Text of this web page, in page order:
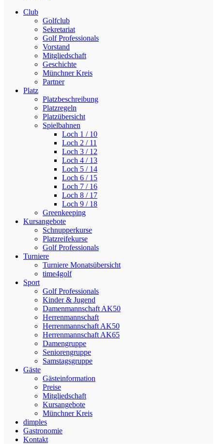
Club
Golfclub
Sekretariat
Golf Professionals
Vorstand
Mitgliedschaft
Geschichte
Münchner Kreis
Partner
Platz
Platzbeschreibung
Platzregeln
Platzübersicht
Spielbahnen
Loch 1 / 10
Loch 2 / 11
Loch 3 / 12
Loch 4 / 13
Loch 5 / 14
Loch 6 / 15
Loch 7 / 16
Loch 8 / 17
Loch 9 / 18
Greenkeeping
Kursangebote
Schnupperkurse
Platzreifekurse
Golf Professionals
Turniere
Turniere Monatsübersicht
time4golf
Sport
Golf Professionals
Kinder & Jugend
Damenmannschaft AK50
Herrenmannschaft
Herrenmannschaft AK50
Herrenmannschaft AK65
Damengruppe
Seniorengruppe
Samstagsgruppe
Gäste
Gästeinformation
Preise
Mitgliedschaft
Kursangebote
Münchner Kreis
dimples
Gastronomie
Kontakt